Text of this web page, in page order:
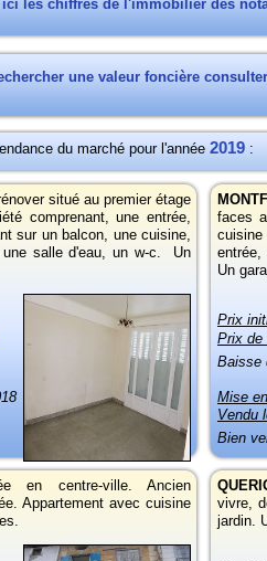
les chiffres de l'immobilier des
une valeur foncière
du marché pour l'année 2019 :
situé au premier étage
comprenant, une entrée,
sur un balcon, une cuisine,
salle d'eau, un w-c. Un
faces
Un
Prix
Prix de
Baisse
Mise
Vendu
Bien
en centre-ville. Ancien
Appartement avec cuisine
vivre,
jardin.